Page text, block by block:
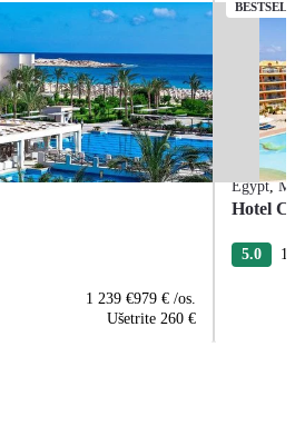
1 239 €979 € /os.
Ušetrite 260 €
Egypt,
Hotel
5.0